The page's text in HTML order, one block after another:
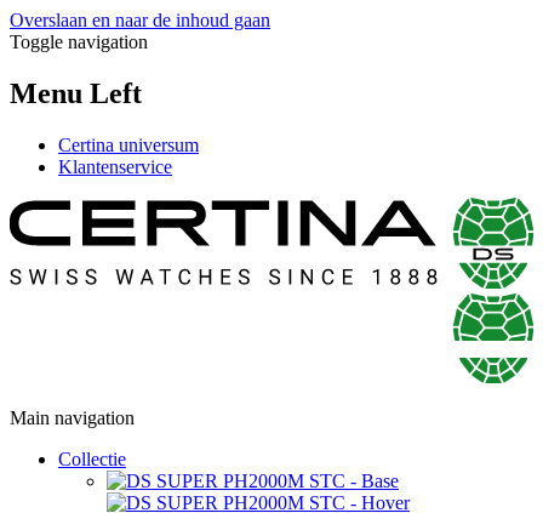
Overslaan en naar de inhoud gaan
Toggle navigation
Menu Left
Certina universum
Klantenservice
Main navigation
Collectie